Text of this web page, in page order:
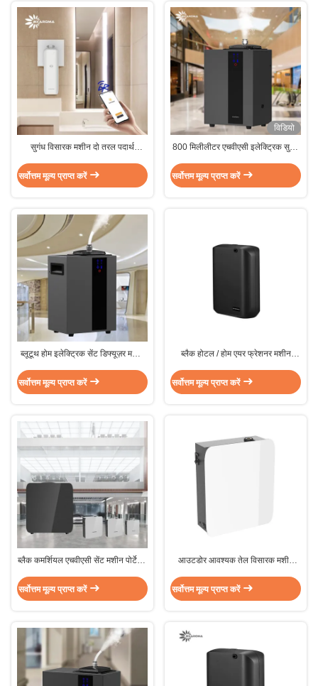
सुगंध विसारक मशीन दो तरल पदार्थ
आसानी से बढ़ाएं
सर्वोत्तम मूल्य प्राप्त करें
विडियो
800 मिलीलीटर एचवीएसी इलेक्ट्रिक सुगंध
क्षेत्र के लिए
सर्वोत्तम मूल्य प्राप्त करें
ब्लूटूथ होम इलेक्ट्रिक सेंट डिफ्यूज़र मशीन
सर्वोत्तम मूल्य प्राप्त करें
ब्लैक होटल / होम एयर फ्रेशनर मशीन
सर्वोत्तम मूल्य प्राप्त करें
ब्लैक कमर्शियल एचवीएसी सेंट मशीन पोर्टेबल
सर्वोत्तम मूल्य प्राप्त करें
आउटडोर आवश्यक तेल विसारक मशीन
सर्वोत्तम मूल्य प्राप्त करें